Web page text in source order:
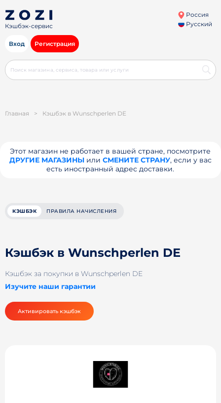
Кэшбэк-сервис
Россия
Русский
Вход Регистрация
Главная > Кэшбэк в Wunschperlen DE
Этот магазин не работает в вашей стране, посмотрите
ДРУГИЕ МАГАЗИНЫили СМЕНИТЕ СТРАНУ, если у вас
есть иностранный адрес доставки.
КЭШБЭК ПРАВИЛА НАЧИСЛЕНИЯ
Кэшбэк в Wunschperlen DE
Кэшбэк за покупки в Wunschperlen DE
Изучите наши гарантии
Активировать кэшбэк